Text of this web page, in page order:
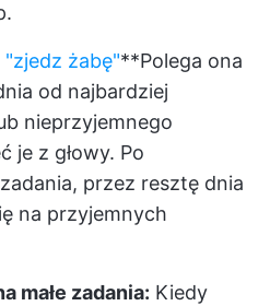
żabę"**Polega ona
od najbardziej
nieprzyjemnego
je z głowy. Po
przez resztę dnia
na przyjemnych
małe zadania: Kiedy